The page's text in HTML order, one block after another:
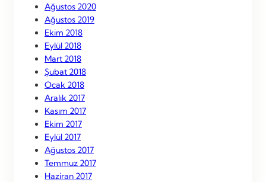
Ağustos 2020
Ağustos 2019
Ekim 2018
Eylül 2018
Mart 2018
Şubat 2018
Ocak 2018
Aralık 2017
Kasım 2017
Ekim 2017
Eylül 2017
Ağustos 2017
Temmuz 2017
Haziran 2017